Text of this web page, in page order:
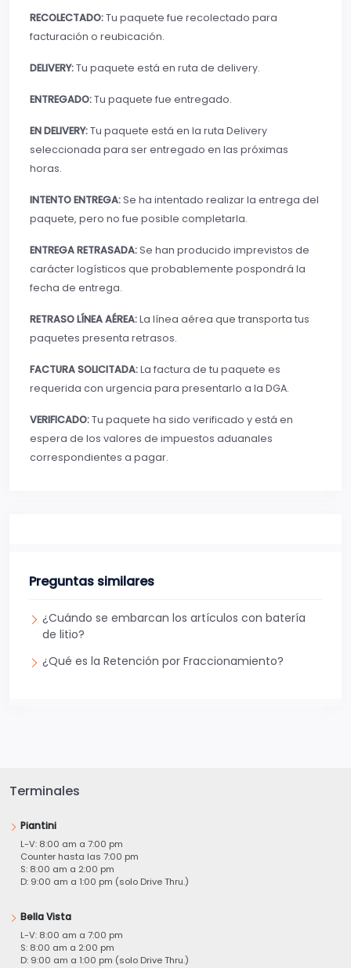
RECOLECTADO:Tu paquete fue recolectado para
facturación o reubicación.
DELIVERY:Tu paquete está en ruta de delivery.
ENTREGADO:Tu paquete fue entregado.
EN DELIVERY:Tu paquete está en la ruta Delivery
seleccionada para ser entregado en las próximas
horas.
INTENTO ENTREGA:Se ha intentado realizar la entrega del
paquete, pero no fue posible completarla.
ENTREGA RETRASADA:Se han producido imprevistos de
carácter logísticos que probablemente pospondrá la
fecha de entrega.
RETRASO LÍNEA AÉREA:La línea aérea que transporta tus
paquetes presenta retrasos.
FACTURA SOLICITADA:La factura de tu paquete es
requerida con urgencia para presentarlo a la DGA.
VERIFICADO:Tu paquete ha sido verificado y está en
espera de los valores de impuestos aduanales
correspondientes a pagar.
Preguntas similares
¿Cuándo se embarcan los artículos con batería
de litio?
¿Qué es la Retención por Fraccionamiento?
Terminales
Piantini
L-V: 8:00 am a 7:00 pm
Counter hasta las 7:00 pm
S: 8:00 am a 2:00 pm
D: 9:00 am a 1:00 pm (solo Drive Thru.)
Bella Vista
L-V: 8:00 am a 7:00 pm
S: 8:00 am a 2:00 pm
D: 9:00 am a 1:00 pm (solo Drive Thru.)